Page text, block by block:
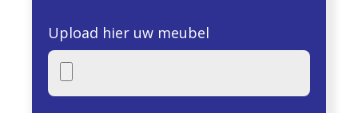
Upload hier uw meubel